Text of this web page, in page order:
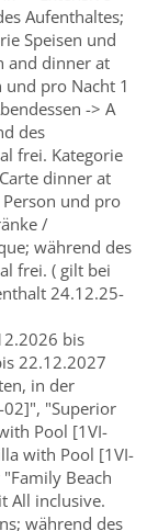
Aufenthaltes;
Speisen und
and dinner at
und pro Nacht 1
-> A
des
frei. Kategorie
dinner at
und pro
/
während des
frei. ( gilt bei
24.12.25-
bis
22.12.2027
in der
"Superior
Pool [1VI-
with Pool [1VI-
Beach
All inclusive.
während des